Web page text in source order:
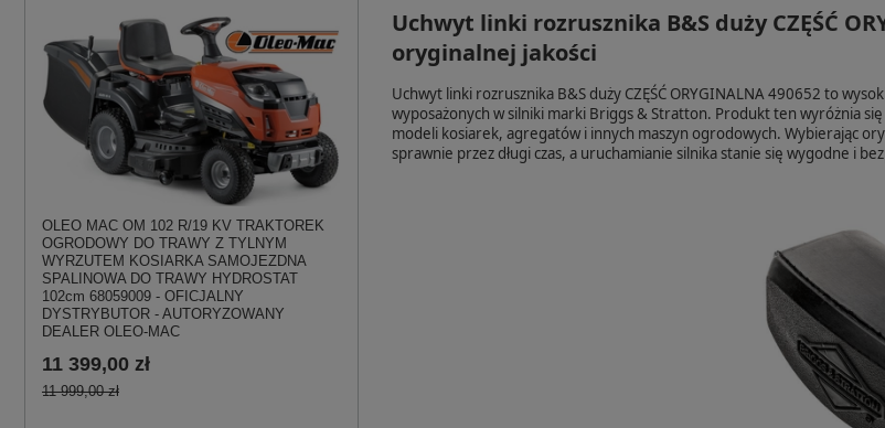
OLEO MAC OM 102 R/19 KV TRAKTOREK
OGRODOWY DO TRAWY Z TYLNYM
WYRZUTEM KOSIARKA SAMOJEZDNA
SPALINOWA DO TRAWY HYDROSTAT
102cm 68059009 - OFICJALNY
DYSTRYBUTOR - AUTORYZOWANY
DEALER OLEO-MAC
11 399,00 zł
11 999,00 zł
Uchwyt linki rozrusznika B&S duży CZĘŚĆ
oryginalnej jakości
Uchwyt linki rozrusznika B&S duży CZĘŚĆ ORYGINALNA 490652 to
wyposażonych w silniki marki Briggs & Stratton. Produkt ten wyróżnia
modeli kosiarek, agregatów i innych maszyn ogrodowych. Wybierając
sprawnie przez długi czas, a uruchamianie silnika stanie się wygodne i